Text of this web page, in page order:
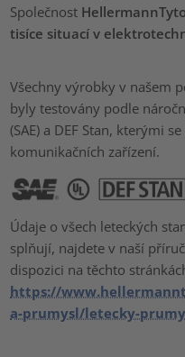
Společnost
tisíce situací v
Všechny výrobky v našem
byly testovány podle
(SAE) a DEF Stan, kterými
komunikačních zařízení.
Údaje o všech leteckých
splňují, najdete v naší
dispozici na těchto
https://
a-prumysl/letecky-